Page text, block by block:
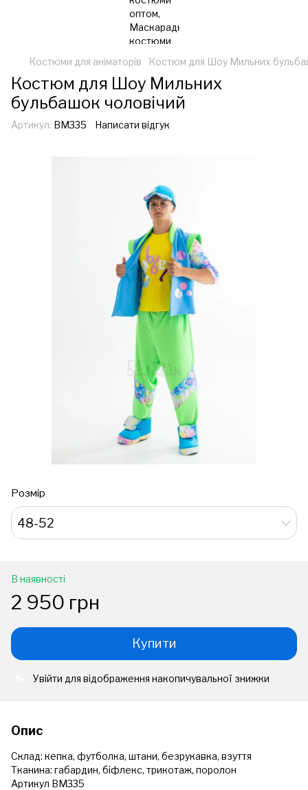
Костюми для аніматорів Костюм для Шоу Мильних
Костюм для Шоу Мильних
бульбашок чоловічий
Артикул: ВМ335 Написати відгук
Розмір
48-52
В наявності
2 950 грн
Купити
Увійти для відображення накопичувальної знижки
Опис
Склад: кепка, футболка, штани, безрукавка, взуття
Тканина: габардин, біфлекс, трикотаж, поролон
Артикул ВМ335